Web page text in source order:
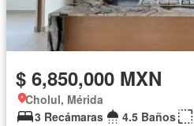
$ 6,850,000 MXN
Cholul, Mérida
3 Recámaras
4.5 Baños